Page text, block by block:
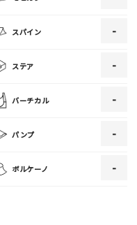
の解説※任意]
ク処理を行います。
なります。
スパイン -
ステア -
バーチカル -
パンプ -
ボルケーノ -